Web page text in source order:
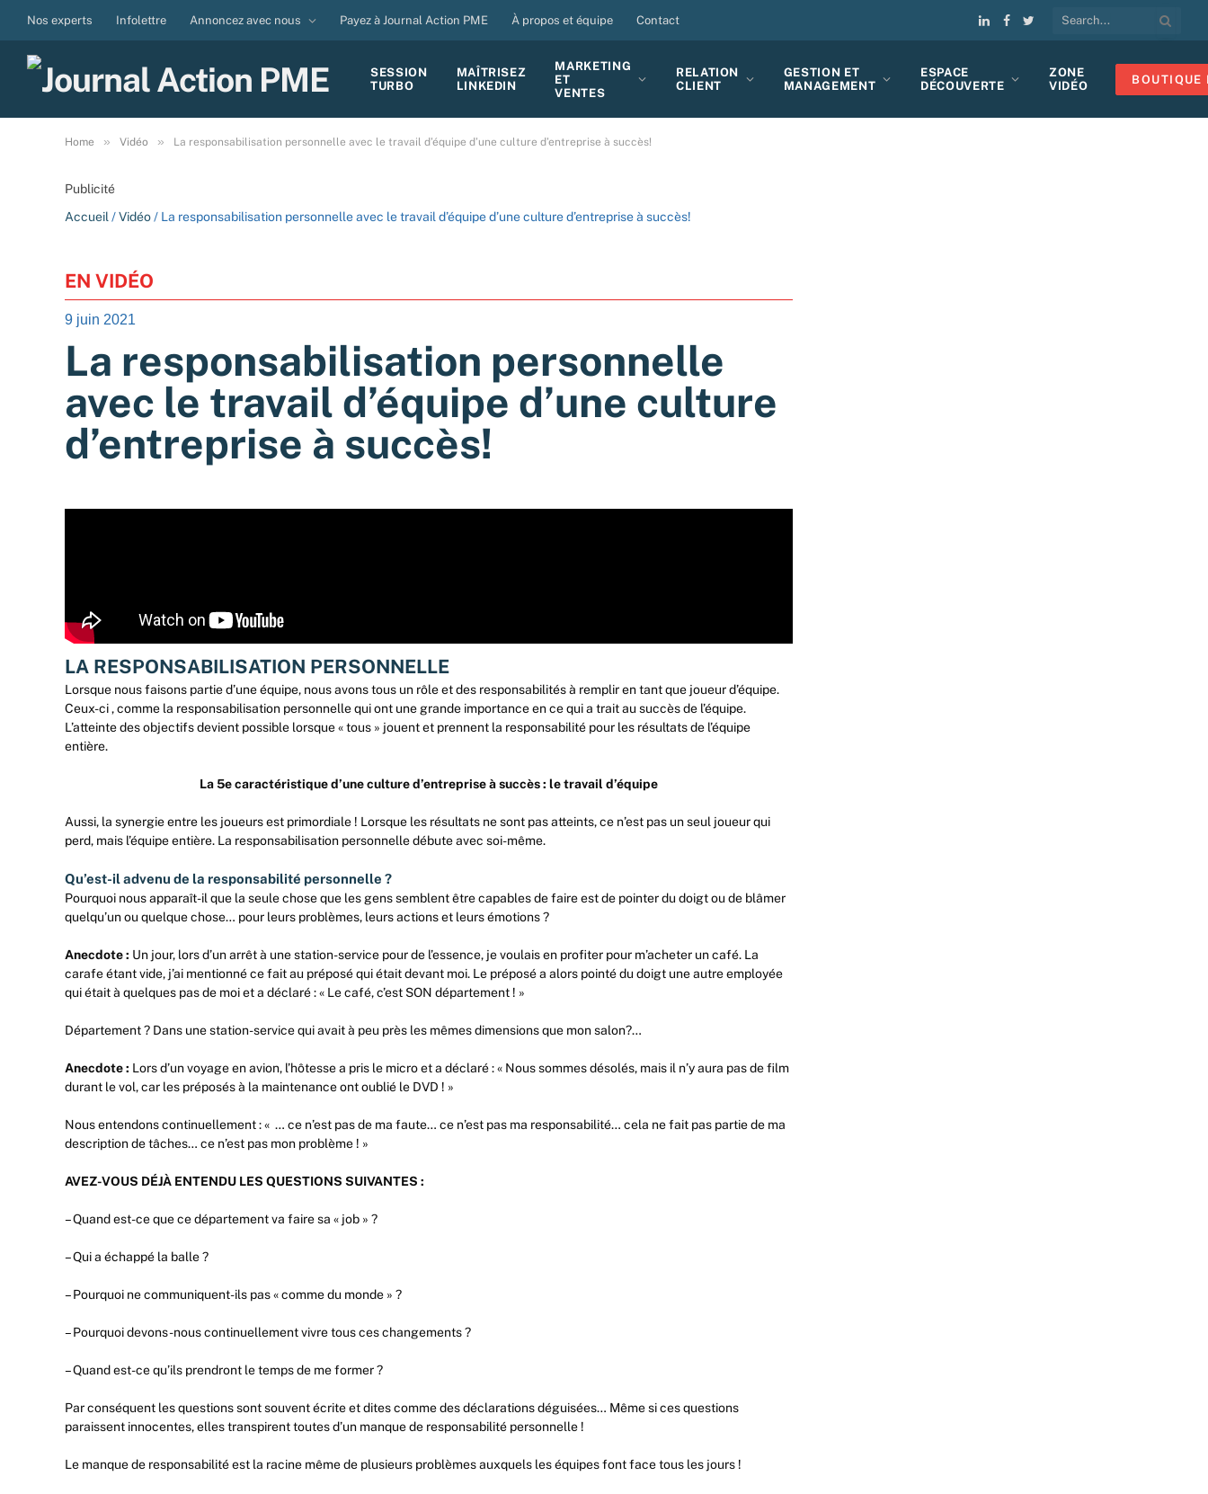
Nos experts Infolettre Annoncez avec nous Payez à Journal Action PME À propos et équipe Contact
LinkedIn
Facebook
Twitter
SESSION
TURBO
MAÎTRISEZ
LINKEDIN
MARKETING
ET
VENTES
RELATION
CLIENT
GESTION ET
MANAGEMENT
ESPACE
DÉCOUVERTE
ZONE
VIDÉO
BOUTIQUE
Home » Vidéo » La responsabilisation personnelle avec le travail d’équipe d’une culture d’entreprise à succès!
Publicité
Accueil /Vidéo/ La responsabilisation personnelle avec le travail d’équipe d’une culture d’entreprise à succès!
EN VIDÉO
9 juin 2021
La responsabilisation personnelle
avec le travail d’équipe d’une culture
d’entreprise à succès!
LA RESPONSABILISATION PERSONNELLE
Lorsque nous faisons partie d’une équipe, nous avons tous un rôle et des responsabilités à remplir en tant que joueur d’équipe.
Ceux-ci , comme la responsabilisation personnelle qui ont une grande importance en ce qui a trait au succès de l’équipe.
L’atteinte des objectifs devient possible lorsque « tous » jouent et prennent la responsabilité pour les résultats de l’équipe
entière.
La 5e caractéristique d’une culture d’entreprise à succès : le travail d’équipe
Aussi, la synergie entre les joueurs est primordiale ! Lorsque les résultats ne sont pas atteints, ce n’est pas un seul joueur qui
perd, mais l’équipe entière. La responsabilisation personnelle débute avec soi-même.
Qu’est-il advenu de la responsabilité personnelle ?
Pourquoi nous apparaît-il que la seule chose que les gens semblent être capables de faire est de pointer du doigt ou de blâmer
quelqu’un ou quelque chose… pour leurs problèmes, leurs actions et leurs émotions ?
Anecdote : Un jour, lors d’un arrêt à une station-service pour de l’essence, je voulais en profiter pour m’acheter un café. La
carafe étant vide, j’ai mentionné ce fait au préposé qui était devant moi. Le préposé a alors pointé du doigt une autre employée
qui était à quelques pas de moi et a déclaré : « Le café, c’est SON département ! »
Département ? Dans une station-service qui avait à peu près les mêmes dimensions que mon salon?…
Anecdote : Lors d’un voyage en avion, l’hôtesse a pris le micro et a déclaré : « Nous sommes désolés, mais il n’y aura pas de film
durant le vol, car les préposés à la maintenance ont oublié le DVD ! »
Nous entendons continuellement : « … ce n’est pas de ma faute… ce n’est pas ma responsabilité… cela ne fait pas partie de ma
description de tâches… ce n’est pas mon problème ! »
AVEZ-VOUS DÉJÀ ENTENDU LES QUESTIONS SUIVANTES :
– Quand est-ce que ce département va faire sa « job » ?
– Qui a échappé la balle ?
– Pourquoi ne communiquent-ils pas « comme du monde » ?
– Pourquoi devons-nous continuellement vivre tous ces changements ?
– Quand est-ce qu’ils prendront le temps de me former ?
Par conséquent les questions sont souvent écrite et dites comme des déclarations déguisées… Même si ces questions
paraissent innocentes, elles transpirent toutes d’un manque de responsabilité personnelle !
Le manque de responsabilité est la racine même de plusieurs problèmes auxquels les équipes font face tous les jours !